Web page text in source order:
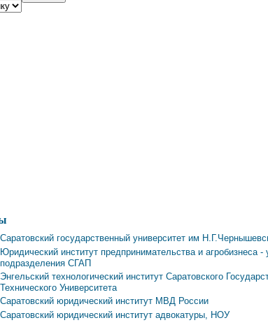
Саратовский государственный университет им
Юридический институт предпринимательства и агробизнеса -
подразделения СГАП
Энгельский технологический институт Саратовского
Технического Университета
Саратовский юридический институт МВД России
Саратовский юридический институт адвокатуры, НОУ